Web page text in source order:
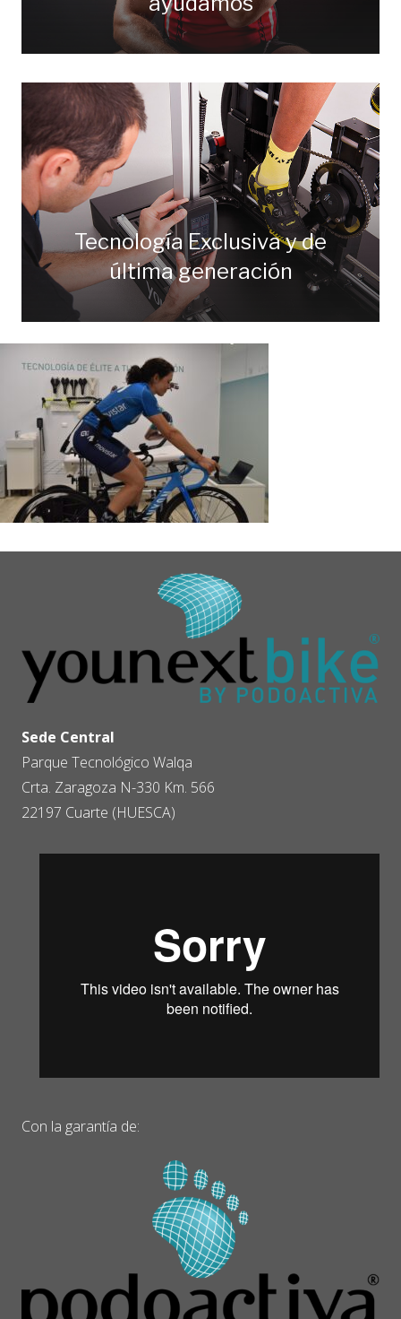
Tecnología Exclusiva y de
última generación
Sede Central
Parque Tecnológico Walqa
Crta. Zaragoza N-330 Km. 566
22197 Cuarte (HUESCA)
Con la garantía de: